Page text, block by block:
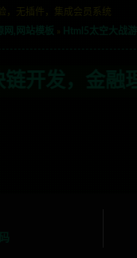
，无插件，集成会员系统
网,网站模板
Html5太空大战
统开发，